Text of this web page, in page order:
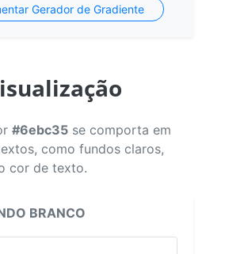
Gerador de Gradiente
#6ebc35 se comporta em
como fundos claros,
cor de texto.
BRANCO